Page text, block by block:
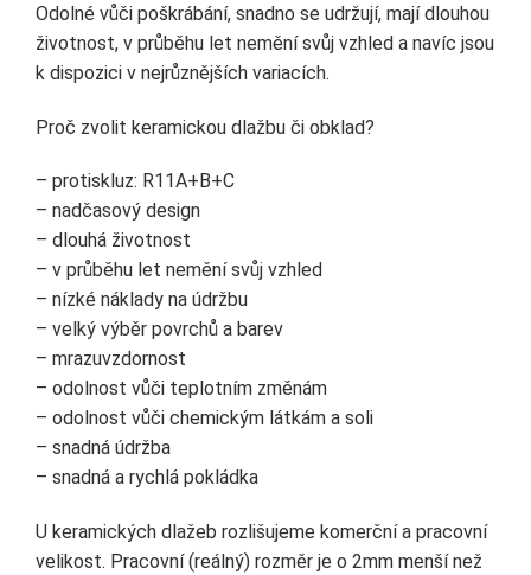
Odolné vůči poškrábání, snadno se udržují, mají dlouhou
životnost, v průběhu let nemění svůj vzhled a navíc jsou
k dispozici v nejrůznějších variacích.
Proč zvolit keramickou dlažbu či obklad?
– protiskluz: R11A+B+C
– nadčasový design
– dlouhá životnost
– v průběhu let nemění svůj vzhled
– nízké náklady na údržbu
– velký výběr povrchů a barev
– mrazuvzdornost
– odolnost vůči teplotním změnám
– odolnost vůči chemickým látkám a soli
– snadná údržba
– snadná a rychlá pokládka
U keramických dlažeb rozlišujeme komerční a pracovní
velikost. Pracovní (reálný) rozměr je o 2mm menší než